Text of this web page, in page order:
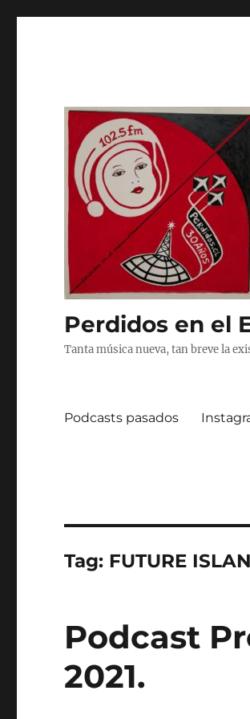
Perdidos en el
Tanta música nueva, tan breve la
Podcasts pasados
Tag: FUTURE
Podcast
2021.